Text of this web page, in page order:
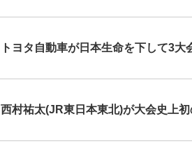
トヨタ自動車が日本生命を下して3大
西村祐太(JR東日本東北)が大会史上